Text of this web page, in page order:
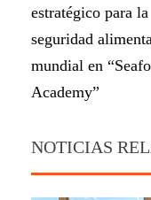
estratégico para la
seguridad
mundial en
Academy”
NOTICIAS